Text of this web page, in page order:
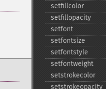
setfillcolor
setfillopacity
setfont
setfontsize
setfontstyle
setfontweight
setstrokecolor
setstrokeopacity